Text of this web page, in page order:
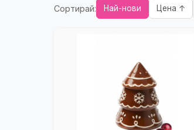
Сортирай: Най-нови Цена ↑